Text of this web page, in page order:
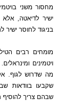
מחסור משני
ישיר לדיאטה,
בניגוד לחוסר ישיר
מומחים רבים
ויטמינים
מה שדרוש לגוף.
שקבעו בוודאות
שבהם צריך להוסיף